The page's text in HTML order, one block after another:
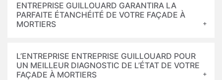
ENTREPRISE GUILLOUARD GARANTIRA LA
PARFAITE ÉTANCHÉITÉ DE VOTRE FAÇADE À
MORTIERS
L’ENTREPRISE ENTREPRISE GUILLOUARD POUR
UN MEILLEUR DIAGNOSTIC DE L’ÉTAT DE VOTRE
FAÇADE À MORTIERS